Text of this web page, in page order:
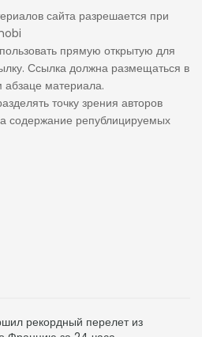
сайта разрешается при
прямую открытую для
Ссылка должна размещаться в
абзаце материала.
точку зрения авторов
содержание републицируемых
рекордный перелет из